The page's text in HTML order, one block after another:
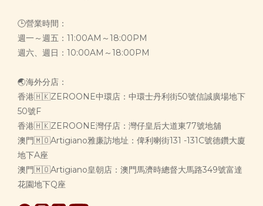
🕒營業時間：
週一～週五：11:00AM～18:00PM
週六、週日：10:00AM～18:00PM
🌏海外分店：
香港🇭🇰ZEROONE中環店：中環士丹利街50號信誠廣場地下
50號F
香港🇭🇰ZEROONE灣仔店：灣仔皇后大道東77號地舖
澳門🇲🇴Artigiano雅廉訪地址：俾利喇街131 -131C號德鑽大廈
地下A座
澳門🇲🇴Artigiano皇朝店：澳門馬濟時總督大馬路349號富達
花園地下Q座